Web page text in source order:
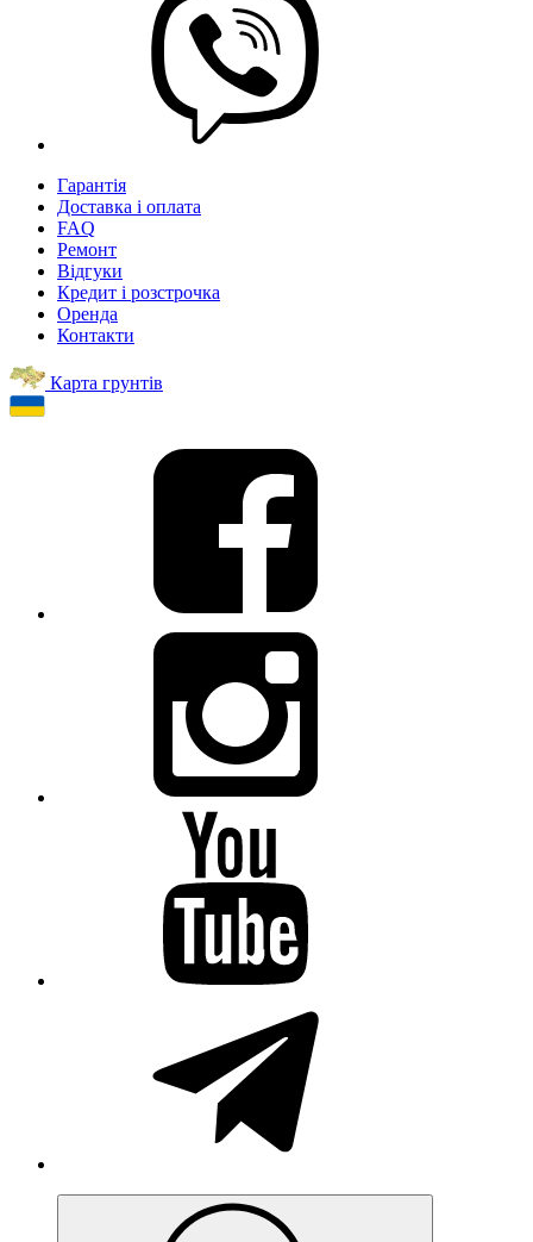
Гарантія
Доставка і оплата
FAQ
Ремонт
Відгуки
Кредит і розстрочка
Оренда
Контакти
Карта грунтів